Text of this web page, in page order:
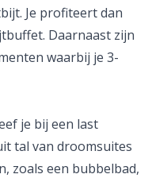
Je profiteert dan
Daarnaast zijn
waarbij je 3-
je bij een last
tal van droomsuites
zoals een bubbelbad,